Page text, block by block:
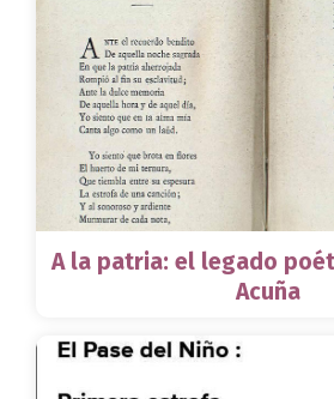
A la patria: el legado
Acuña